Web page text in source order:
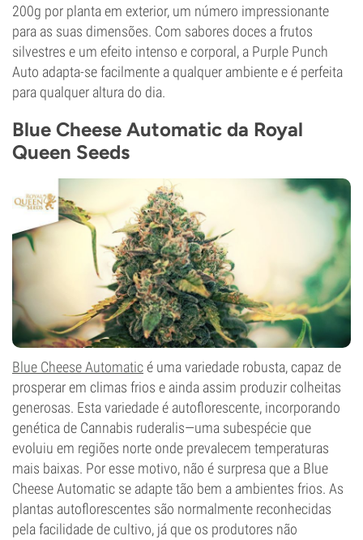
200g por planta em exterior, um número impressionante
para as suas dimensões. Com sabores doces a frutos
silvestres e um efeito intenso e corporal, a Purple Punch
Auto adapta-se facilmente a qualquer ambiente e é perfeita
para qualquer altura do dia.
Blue Cheese Automatic da Royal
Queen Seeds
Blue Cheese Automaticé uma variedade robusta, capaz de
prosperar em climas frios e ainda assim produzir colheitas
generosas. Esta variedade é autoflorescente, incorporando
genética de Cannabis ruderalis—uma subespécie que
evoluiu em regiões norte onde prevalecem temperaturas
mais baixas. Por esse motivo, não é surpresa que a Blue
Cheese Automatic se adapte tão bem a ambientes frios. As
plantas autoflorescentes são normalmente reconhecidas
pela facilidade de cultivo, já que os produtores não